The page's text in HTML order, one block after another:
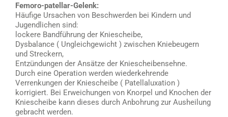
Femoro-patellar-Gelenk:
Häufige Ursachen von Beschwerden bei Kindern und
Jugendlichen sind:
lockere Bandführung der Kniescheibe,
Dysbalance ( Ungleichgewicht ) zwischen Kniebeugern
und Streckern,
Entzündungen der Ansätze der Kniescheibensehne.
Durch eine Operation werden wiederkehrende
Verrenkungen der Kniescheibe ( Patellaluxation )
korrigiert. Bei Erweichungen von Knorpel und Knochen der
Kniescheibe kann dieses durch Anbohrung zur Ausheilung
gebracht werden.